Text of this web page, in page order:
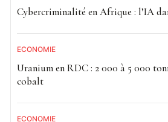
Cybercriminalité en Afrique : l’IA
ECONOMIE
Uranium en RDC : 2 000 à 5 000
cobalt
ECONOMIE